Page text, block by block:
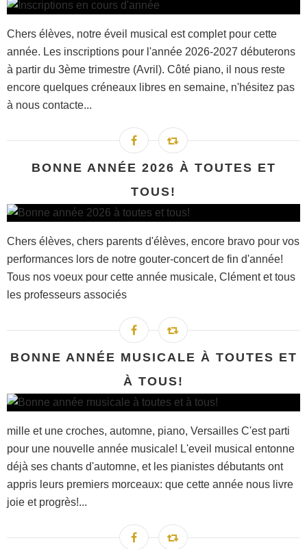
Chers élèves, notre éveil musical est complet pour cette
année. Les inscriptions pour l'année 2026-2027 débuterons
à partir du 3ème trimestre (Avril). Côté piano, il nous reste
encore quelques créneaux libres en semaine, n'hésitez pas
à nous contacte...
BONNE ANNÉE 2026 À TOUTES ET
TOUS!
Chers élèves, chers parents d'élèves, encore bravo pour vos
performances lors de notre gouter-concert de fin d'année!
Tous nos voeux pour cette année musicale, Clément et tous
les professeurs associés
BONNE ANNÉE MUSICALE À TOUTES ET
À TOUS!
mille et une croches, automne, piano, Versailles C'est parti
pour une nouvelle année musicale! L'eveil musical entonne
déjà ses chants d'automne, et les pianistes débutants ont
appris leurs premiers morceaux: que cette année nous livre
joie et progrès!...